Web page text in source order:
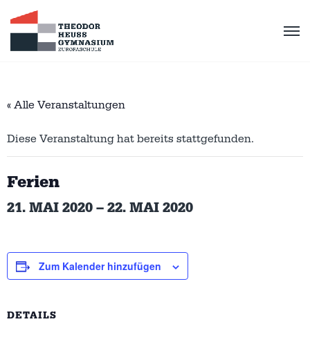
« Alle Veranstaltungen
Diese Veranstaltung hat bereits stattgefunden.
Ferien
21. MAI 2020–22. MAI 2020
Zum Kalender hinzufügen
DETAILS